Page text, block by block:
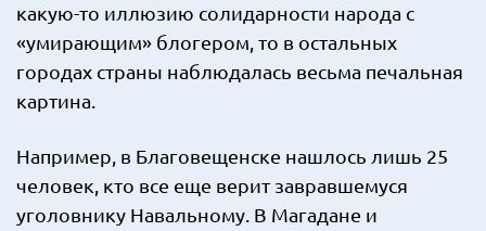
какую-то иллюзию солидарности народа с
«умирающим» блогером, то в остальных
городах страны наблюдалась весьма печальная
картина.
Например, в Благовещенске нашлось лишь 25
человек, кто все еще верит завравшемуся
уголовнику Навальному. В Магадане и